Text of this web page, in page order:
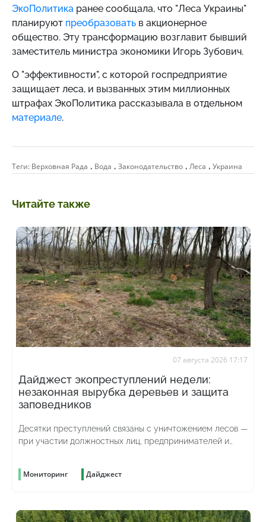
ЭкоПолитика ранее сообщала, что "Леса Украины"
планируют преобразовать в акционерное
общество. Эту трансформацию возглавит бывший
заместитель министра экономики Игорь Зубович.
О "эффективности", с которой госпредприятие
защищает леса, и вызванных этим миллионных
штрафах ЭкоПолитика рассказывала в отдельном
материале.
Теги: Верховная Рада , Вода , Законодательство , Леса , Украина
Читайте также
07 августа 2026 17:17
Дайджест экопреступлений недели:
незаконная вырубка деревьев и защита
заповедников
Десятки преступлений связаны с уничтожением лесов —
при участии должностных лиц, предпринимателей и
Мониторинг Дайджест